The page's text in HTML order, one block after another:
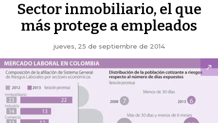
Sector inmobiliario, el que
más protege a empleados
jueves, 25 de septiembre de 2014